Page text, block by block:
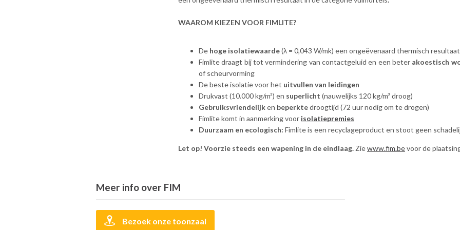
WAAROM KIEZEN VOOR FIMLITE?
De hoge isolatiewaarde(λ = 0,043 W/mk) een ongeëvenaard thermisch
Fimlite draagt bij tot vermindering van contactgeluid en een beter akoestisch
of scheurvorming
De beste isolatie voor het uitvullen van leidingen
Drukvast (10.000 kg/m²) en superlicht (nauwelijks 120 kg/m³ droog)
Gebruiksvriendelijken beperktedroogtijd (72 uur nodig om te drogen)
Fimlite komt in aanmerking voor isolatiepremies
Duurzaam en ecologisch: Fimlite is een recyclageproduct en stoot geen
Let op! Voorzie steeds een wapening in de eindlaag. Ziewww.fim.bevoor de
Meer info over FIM
Bezoek onze toonzaal